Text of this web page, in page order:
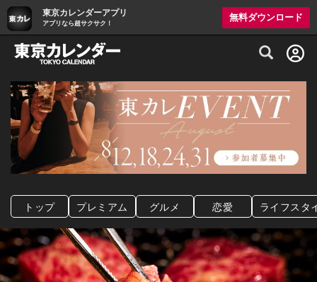
東京カレンダーアプリ
アプリなら超サクサク！
無料ダウンロード
グルメ情報・プレミアムレストラン予約
トップ プレミアム グルメ 恋愛 ライフスタ